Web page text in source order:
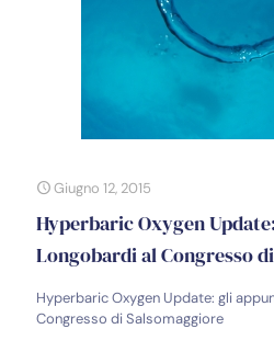
Giugno 12, 2015
Hyperbaric Oxygen
Longobardi al Congresso
Hyperbaric Oxygen Update: gli
Congresso di Salsomaggiore